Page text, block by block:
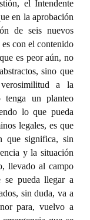
el Intendente
en la aprobación
de seis nuevos
con el contenido
es peor aún, no
sino que
a la
tenga un planteo
lo que pueda
legales, es que
que significa, sin
y la situación
llevado al campo
pueda llegar a
sin duda, va a
para, vuelvo a